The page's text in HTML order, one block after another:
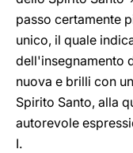
passo certamente
unico, il quale
dell'insegnamento
nuova e brilli con
Spirito Santo, alla
autorevole
I.